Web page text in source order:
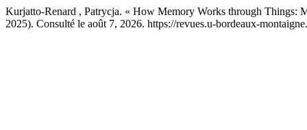
Kurjatto-Renard , Patrycja. « How Memory Works through Things:
2025). Consulté le août 7, 2026. https://revues.u-bordeaux-